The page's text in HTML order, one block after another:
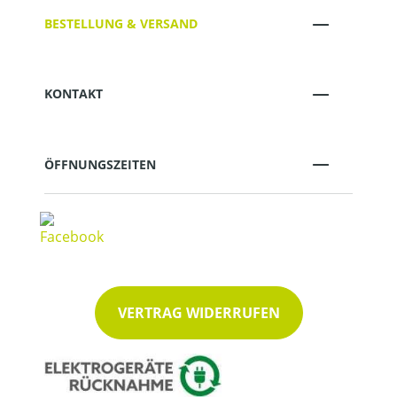
BESTELLUNG & VERSAND
KONTAKT
ÖFFNUNGSZEITEN
VERTRAG WIDERRUFEN